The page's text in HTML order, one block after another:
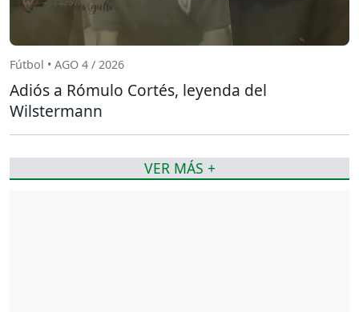
Fútbol • AGO 4 / 2026
Adiós a Rómulo Cortés, leyenda del
Wilstermann
VER MÁS +